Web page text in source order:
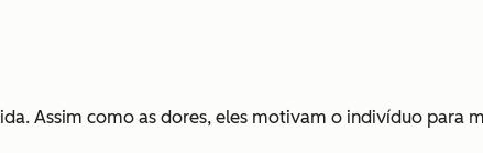
Assim como as dores, eles motivam o indivíduo para